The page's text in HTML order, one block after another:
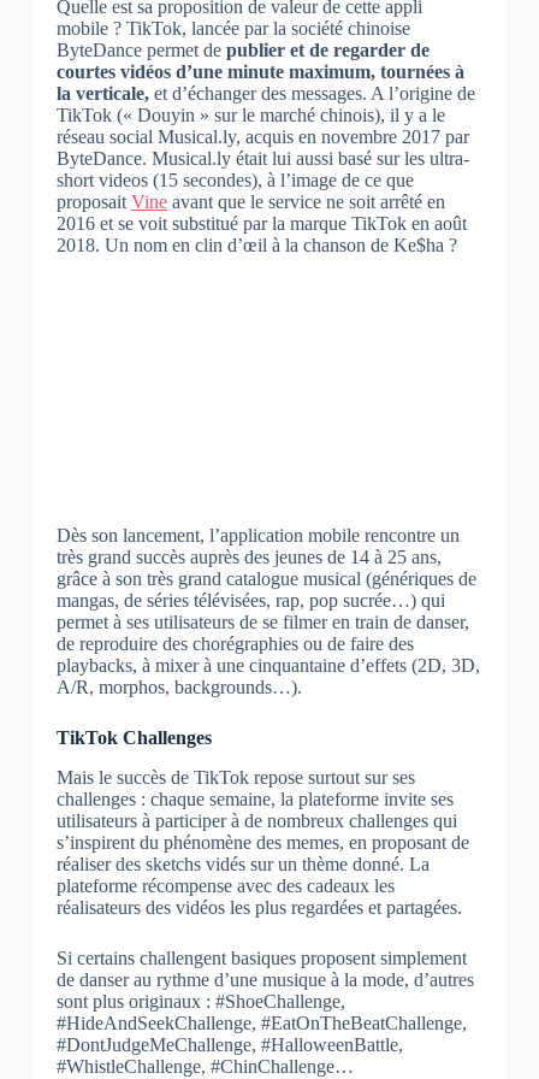
Quelle est sa proposition de valeur de cette appli
mobile ? TikTok, lancée par la société chinoise
ByteDance permet de publier et de regarder de
courtes vidéos d’une minute maximum, tournées à
la verticale,et d’échanger des messages. A l’origine de
TikTok (« Douyin » sur le marché chinois), il y a le
réseau social Musical.ly, acquis en novembre 2017 par
ByteDance. Musical.ly était lui aussi basé sur les ultra-
short videos (15 secondes), à l’image de ce que
proposait Vineavant que le service ne soit arrêté en
2016 et se voit substitué par la marque TikTok en août
2018. Un nom en clin d’œil à la chanson de Ke$ha ?
Dès son lancement, l’application mobile rencontre un
très grand succès auprès des jeunes de 14 à 25 ans,
grâce à son très grand catalogue musical (génériques de
mangas, de séries télévisées, rap, pop sucrée…) qui
permet à ses utilisateurs de se filmer en train de danser,
de reproduire des chorégraphies ou de faire des
playbacks, à mixer à une cinquantaine d’effets (2D, 3D,
A/R, morphos, backgrounds…).
TikTok Challenges
Mais le succès de TikTok repose surtout sur ses
challenges : chaque semaine, la plateforme invite ses
utilisateurs à participer à de nombreux challenges qui
s’inspirent du phénomène des memes, en proposant de
réaliser des sketchs vidés sur un thème donné. La
plateforme récompense avec des cadeaux les
réalisateurs des vidéos les plus regardées et partagées.
Si certains challengent basiques proposent simplement
de danser au rythme d’une musique à la mode, d’autres
sont plus originaux : #ShoeChallenge,
#HideAndSeekChallenge, #EatOnTheBeatChallenge,
#DontJudgeMeChallenge, #HalloweenBattle,
#WhistleChallenge, #ChinChallenge…